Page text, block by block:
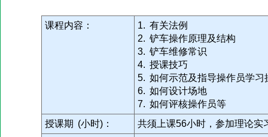
课程内容：
1. 有关法例
2. 铲车操作原理及结构
3. 铲车维修常识
4. 授课技巧
5. 如何示范及指导操作员学习
6. 如何设计场地
7. 如何评核操作员等
授课期 (小时)：
共须上课56小时，参加理论实